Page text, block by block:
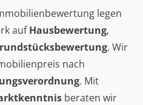
legen
aufHausbewertung,
. Wir
nach
. Mit
beraten wir